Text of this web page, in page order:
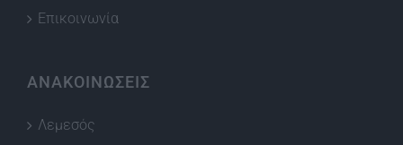
Επικοινωνία
ΑΝΑΚΟΙΝΩΣΕΙΣ
Λεμεσός